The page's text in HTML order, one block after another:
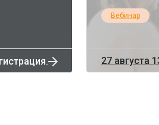
Вебинар
27 августа